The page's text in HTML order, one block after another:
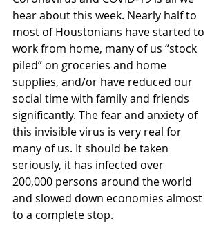
hear about this week. Nearly half to
most of Houstonians have started to
work from home, many of us “stock
piled” on groceries and home
supplies, and/or have reduced our
social time with family and friends
significantly. The fear and anxiety of
this invisible virus is very real for
many of us. It should be taken
seriously, it has infected over
200,000 persons around the world
and slowed down economies almost
to a complete stop.